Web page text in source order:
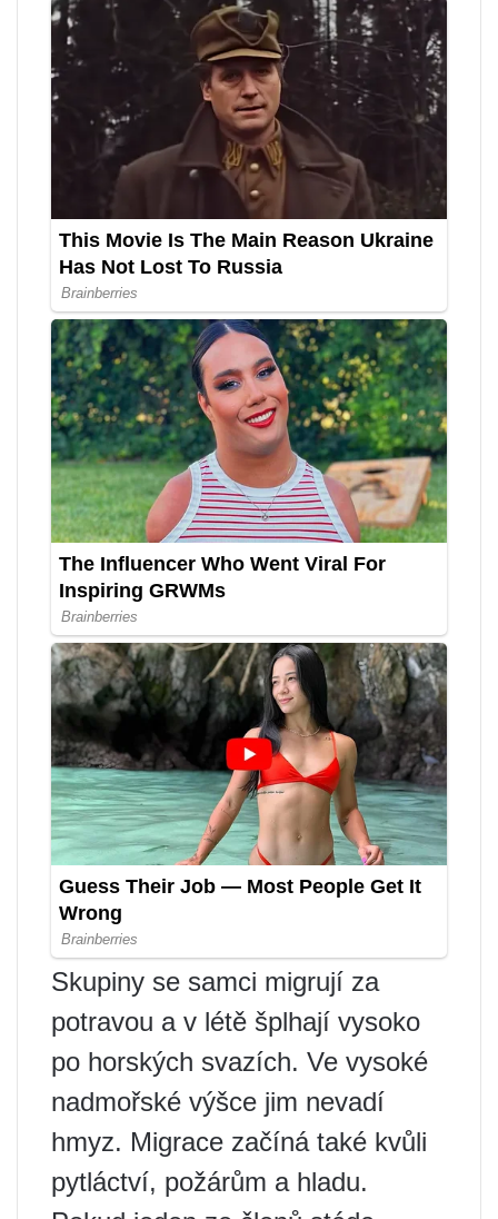
Skupiny se samci migrují za
potravou a v létě šplhají vysoko
po horských svazích. Ve vysoké
nadmořské výšce jim nevadí
hmyz. Migrace začíná také kvůli
pytláctví, požárům a hladu.